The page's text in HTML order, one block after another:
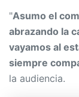
"Asumo el
abrazando la
vayamos al
siempre
la audiencia.